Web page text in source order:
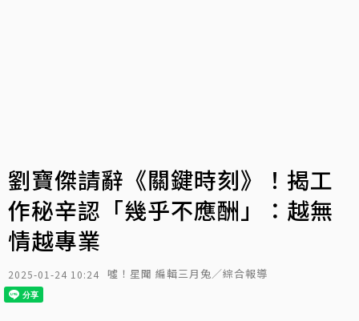
劉寶傑請辭《關鍵時刻》！揭工
作秘辛認「幾乎不應酬」：越無
情越專業
2025-01-24 10:24 噓！星聞 編輯三月兔／綜合報導